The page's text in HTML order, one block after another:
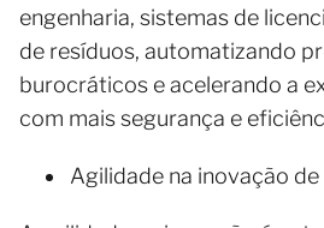
engenharia, sistemas de
de resíduos, automatizando
burocráticos e acelerando a
com mais segurança e
Agilidade na inovação